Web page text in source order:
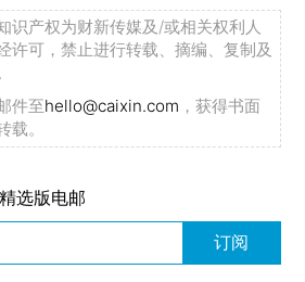
识产权为财新传媒及/或相关权利人
许可，禁止进行转载、摘编、复制及
件至hello@caixin.com ，获得书面
。
选版电邮
订阅